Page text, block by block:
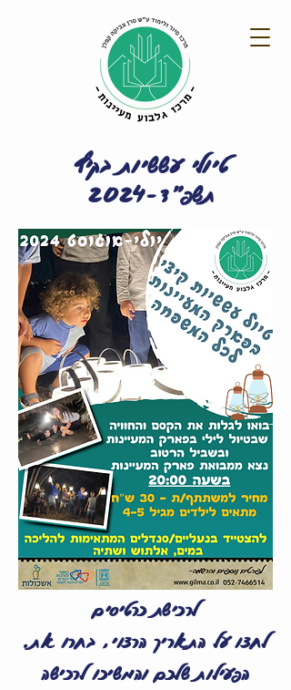
טיולי עששיות בקיץ
תשפ"ד-2024
לרכישת כרטיסים
.לחצו על התאריך הרצוי, בחרו את
הפעילות שלכם והמשיכו לרכישה